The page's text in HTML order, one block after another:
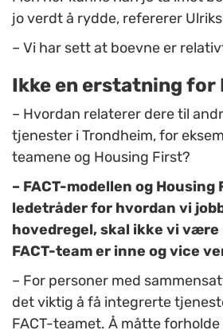
jo verdt å rydde, refererer
– Vi har sett at boevne er
Ikke en erstatning for
– Hvordan relaterer dere til
tjenester i Trondheim, for
teamene og Housing First?
– FACT-modellen og
ledetråder for hvordan vi
hovedregel, skal ikke vi
FACT-team er inne og vice
– For personer med
det viktig å få integrerte
FACT-teamet. Å måtte